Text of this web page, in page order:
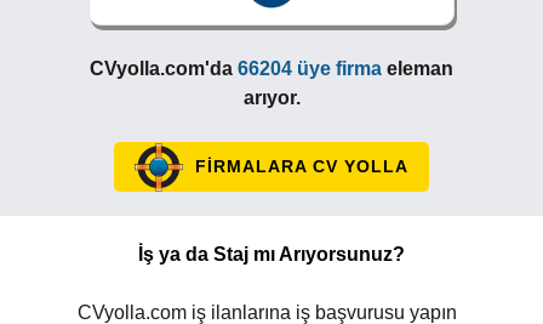
CVyolla.com'da 66204 üye firma eleman
arıyor.
FİRMALARA CV YOLLA
İş ya da Staj mı Arıyorsunuz?
CVyolla.com iş ilanlarına iş başvurusu yapın